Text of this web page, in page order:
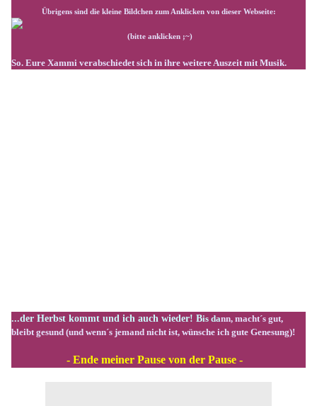
Übrigens sind die kleine Bildchen zum Anklicken von dieser Webseite:
(bitte anklicken ;~)
So. Eure Xammi verabschiedet sich in ihre weitere Auszeit mit Musik.
...der Herbst kommt und ich auch wieder! Bis dann, macht´s gut,
bleibt gesund (und wenn´s jemand nicht ist, wünsche ich gute Genesung)!
- Ende meiner Pause von der Pause -